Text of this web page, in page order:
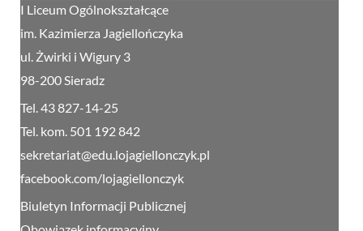
I Liceum Ogólnokształcące
im. Kazimierza Jagiellończyka
ul. Żwirki i Wigury 3
98-200 Sieradz
Tel. 43 827-14-25
Tel. kom. 501 192 842
sekretariat@edu.lojagiellonczyk.pl
facebook.com/lojagiellonczyk
Biuletyn Informacji Publicznej